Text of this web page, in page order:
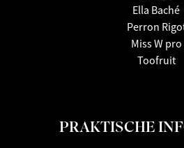
Ella Baché
Perron
Miss W pro
Toofruit
PRAKTISCHE